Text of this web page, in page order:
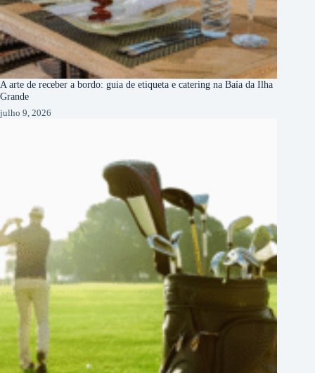
A arte de receber a bordo: guia de etiqueta e catering na Baía da Ilha
Grande
julho 9, 2026